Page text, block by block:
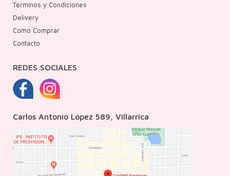
Terminos y Condiciones
Delivery
Como Comprar
Contacto
REDES SOCIALES
Carlos Antonio López 589, Villarrica